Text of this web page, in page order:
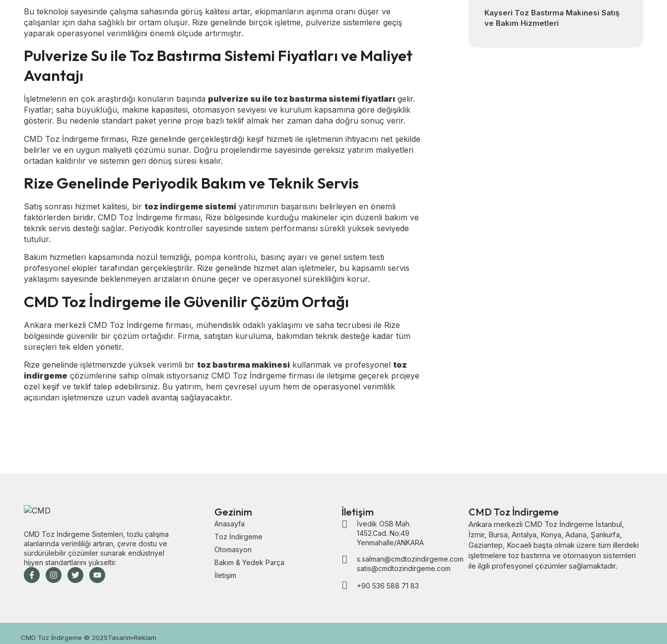
Bu teknoloji sayesinde çalışma sahasında görüş kalitesi artar, ekipmanların aşınma oranı düşer ve
çalışanlar için daha sağlıklı bir ortam oluşur. Rize genelinde birçok işletme, pulverize sistemlere geçiş
yaparak operasyonel verimliliğini önemli ölçüde artırmıştır.
Pulverize Su ile Toz Bastırma Sistemi Fiyatları ve Maliyet
Avantajı
İşletmelerin en çok araştırdığı konuların başında pulverize su ile toz bastırma sistemi fiyatları gelir.
Fiyatlar; saha büyüklüğü, makine kapasitesi, otomasyon seviyesi ve kurulum kapsamına göre değişiklik
gösterir. Bu nedenle standart paket yerine proje bazlı teklif almak her zaman daha doğru sonuç verir.
CMD Toz İndirgeme firması, Rize genelinde gerçekleştirdiği keşif hizmeti ile işletmenin ihtiyacını net şekilde
belirler ve en uygun maliyetli çözümü sunar. Doğru projelendirme sayesinde gereksiz yatırım maliyetleri
ortadan kaldırılır ve sistemin geri dönüş süresi kısalır.
Rize Genelinde Periyodik Bakım ve Teknik Servis
Satış sonrası hizmet kalitesi, bir toz indirgeme sistemi yatırımının başarısını belirleyen en önemli
faktörlerden biridir. CMD Toz İndirgeme firması, Rize bölgesinde kurduğu makineler için düzenli bakım ve
teknik servis desteği sağlar. Periyodik kontroller sayesinde sistem performansı sürekli yüksek seviyede
tutulur.
Bakım hizmetleri kapsamında nozül temizliği, pompa kontrolü, basınç ayarı ve genel sistem testi
profesyonel ekipler tarafından gerçekleştirilir. Rize genelinde hizmet alan işletmeler, bu kapsamlı servis
yaklaşımı sayesinde beklenmeyen arızaların önüne geçer ve operasyonel sürekliliğini korur.
CMD Toz İndirgeme ile Güvenilir Çözüm Ortağı
Ankara merkezli CMD Toz İndirgeme firması, mühendislik odaklı yaklaşımı ve saha tecrübesi ile Rize
bölgesinde güvenilir bir çözüm ortağıdır. Firma, satıştan kuruluma, bakımdan teknik desteğe kadar tüm
süreçleri tek elden yönetir.
Rize genelinde işletmenizde yüksek verimli bir toz bastırma makinesi kullanmak ve profesyonel toz
indirgeme çözümlerine sahip olmak istiyorsanız CMD Toz İndirgeme firması ile iletişime geçerek projeye
özel keşif ve teklif talep edebilirsiniz. Bu yatırım, hem çevresel uyum hem de operasyonel verimlilik
açısından işletmenize uzun vadeli avantaj sağlayacaktır.
Kayseri Toz Bastırma Makinesi Satış
ve Bakım Hizmetleri
CMD Toz İndirgeme Sistemleri, tozlu çalışma
alanlarında verimliliği artıran, çevre dostu ve
sürdürülebilir çözümler sunarak endüstriyel
hijyen standartlarını yükseltir.
Gezinim
Anasayfa
Toz İndirgeme
Otomasyon
Bakım & Yedek Parça
İletişim
İletişim
İvedik OSB Mah.
1452.Cad. No:49
Yenmahalle/ANKARA
s.salman@cmdtozindirgeme.com
satis@cmdtozindirgeme.com
+90 536 588 71 83
CMD Toz İndirgeme
Ankara merkezli CMD Toz İndirgeme İstanbul,
İzmir, Bursa, Antalya, Konya, Adana, Şanlıurfa,
Gaziantep, Kocaeli başta olmak üzere tüm illerdeki
işletmelere toz bastırma ve otomasyon sistemleri
ile ilgili profesyonel çözümler sağlamaktadır.
CMD Toz İndirgeme © 2025Tasarım Reklam